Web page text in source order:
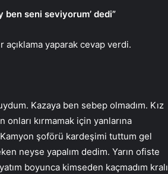
ben seni seviyorum’ dedi”
yaparak cevap verdi.
Kazaya ben sebep olmadım. Kız
onları kırmamak için yanlarına
şoförü kardeşimi tuttum gel
neyse yapalım dedim. Yarın ofiste
boyunca kimseden kaçmadım kralı